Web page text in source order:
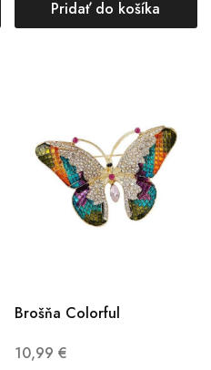
Pridať do košíka
Brošňa Colorful
10,99 €